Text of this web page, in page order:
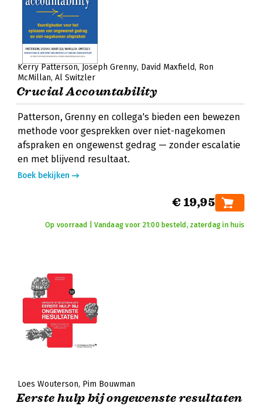
Kerry Patterson Joseph Grenny David Maxfield Ron
McMillan Al Switzler
Crucial Accountability
Patterson, Grenny en collega's bieden een bewezen
methode voor gesprekken over niet-nagekomen
afspraken en ongewenst gedrag — zonder escalatie
en met blijvend resultaat.
Boek bekijken
€ 19,95
Op voorraad | Vandaag voor 21:00 besteld, zaterdag in huis
Loes Wouterson Pim Bouwman
Eerste hulp bij ongewenste resultaten